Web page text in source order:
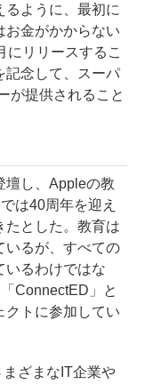
るように、最初に
お金がかからない
にリリースするこ
記念して、スーパ
が提供されること
し、Appleの教
は40周年を迎え
たとした。教育は
いるが、すべての
いるわけではな
ConnectED」と
クトに参加してい
ざまなIT企業や